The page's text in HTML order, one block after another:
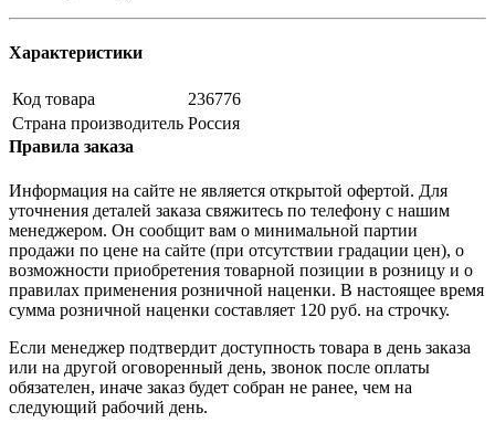
Характеристики
Код товара
236776
Страна производитель Россия
Правила заказа
Информация на сайте не является открытой офертой. Для
уточнения деталей заказа свяжитесь по телефону с нашим
менеджером. Он сообщит вам о минимальной партии
продажи по цене на сайте (при отсутствии градации цен), о
возможности приобретения товарной позиции в розницу и о
правилах применения розничной наценки. В настоящее время
сумма розничной наценки составляет 120 руб. на строчку.
Если менеджер подтвердит доступность товара в день заказа
или на другой оговоренный день, звонок после оплаты
обязателен, иначе заказ будет собран не ранее, чем на
следующий рабочий день.